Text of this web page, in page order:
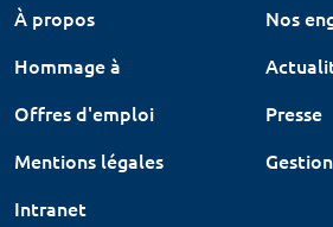
À propos
Nos
Hommage à
Offres d'emploi
Presse
Mentions légales
Intranet